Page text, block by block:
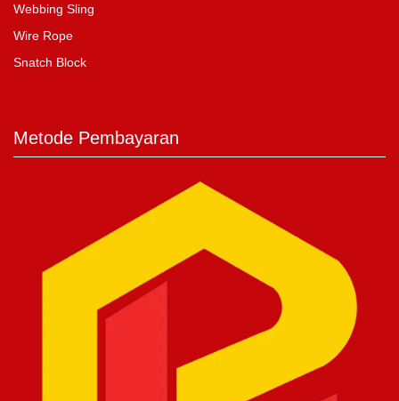
Webbing Sling
Wire Rope
Snatch Block
Metode Pembayaran